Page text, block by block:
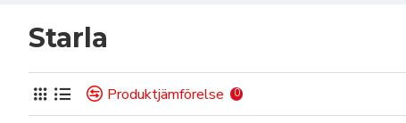
Starla
Produktjämförelse 0